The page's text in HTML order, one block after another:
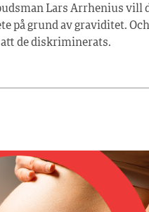
Lars Arrhenius vill
på grund av graviditet.
de diskriminerats.